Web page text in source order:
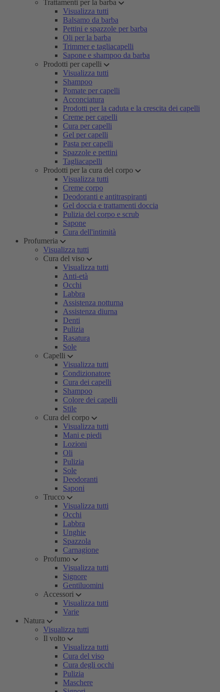
Trattamenti per la barba
Visualizza tutti
Balsamo da barba
Pettini e spazzole per barba
Oli per la barba
Trimmer e tagliacapelli
Sapone e shampoo da barba
Prodotti per capelli
Visualizza tutti
Shampoo
Pomate per capelli
Acconciatura
Prodotti per la caduta e la crescita dei capelli
Creme per capelli
Cura per capelli
Gel per capelli
Pasta per capelli
Spazzole e pettini
Tagliacapelli
Prodotti per la cura del corpo
Visualizza tutti
Creme corpo
Deodoranti e antitraspiranti
Gel doccia e trattamenti doccia
Pulizia del corpo e scrub
Sapone
Cura dell'intimità
Profumeria
Visualizza tutti
Cura del viso
Visualizza tutti
Anti-età
Occhi
Labbra
Assistenza notturna
Assistenza diurna
Denti
Pulizia
Rasatura
Sole
Capelli
Visualizza tutti
Condizionatore
Cura dei capelli
Shampoo
Colore dei capelli
Stile
Cura del corpo
Visualizza tutti
Mani e piedi
Lozioni
Oli
Pulizia
Sole
Deodoranti
Saponi
Trucco
Visualizza tutti
Occhi
Labbra
Unghie
Spazzola
Carnagione
Profumo
Visualizza tutti
Signore
Gentiluomini
Accessori
Visualizza tutti
Varie
Natura
Visualizza tutti
Il volto
Visualizza tutti
Cura del viso
Cura degli occhi
Pulizia
Maschere